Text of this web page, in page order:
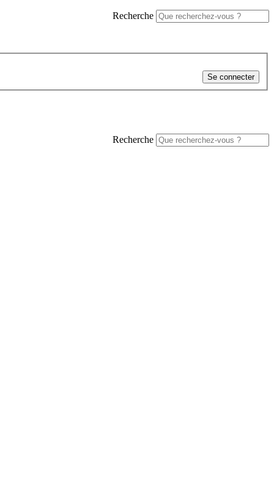
Recherche
Se connecter
Recherche